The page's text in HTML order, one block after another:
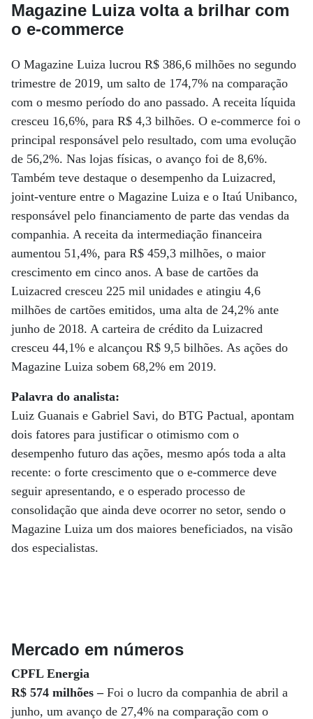
Magazine Luiza volta a brilhar com
o e-commerce
O Magazine Luiza lucrou R$ 386,6 milhões no segundo
trimestre de 2019, um salto de 174,7% na comparação
com o mesmo período do ano passado. A receita líquida
cresceu 16,6%, para R$ 4,3 bilhões. O e-commerce foi o
principal responsável pelo resultado, com uma evolução
de 56,2%. Nas lojas físicas, o avanço foi de 8,6%.
Também teve destaque o desempenho da Luizacred,
joint-venture entre o Magazine Luiza e o Itaú Unibanco,
responsável pelo financiamento de parte das vendas da
companhia. A receita da intermediação financeira
aumentou 51,4%, para R$ 459,3 milhões, o maior
crescimento em cinco anos. A base de cartões da
Luizacred cresceu 225 mil unidades e atingiu 4,6
milhões de cartões emitidos, uma alta de 24,2% ante
junho de 2018. A carteira de crédito da Luizacred
cresceu 44,1% e alcançou R$ 9,5 bilhões. As ações do
Magazine Luiza sobem 68,2% em 2019.
Palavra do analista:
Luiz Guanais e Gabriel Savi, do BTG Pactual, apontam
dois fatores para justificar o otimismo com o
desempenho futuro das ações, mesmo após toda a alta
recente: o forte crescimento que o e-commerce deve
seguir apresentando, e o esperado processo de
consolidação que ainda deve ocorrer no setor, sendo o
Magazine Luiza um dos maiores beneficiados, na visão
dos especialistas.
Mercado em números
CPFL Energia
R$ 574 milhões –Foi o lucro da companhia de abril a
junho, um avanço de 27,4% na comparação com o